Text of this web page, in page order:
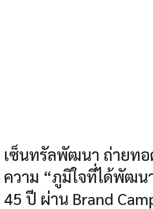
เซ็นทรัลพัฒนา ถ่ายทอ
ความ “ภูมิใจที่ได้พัฒน
45 ปี ผ่าน Brand